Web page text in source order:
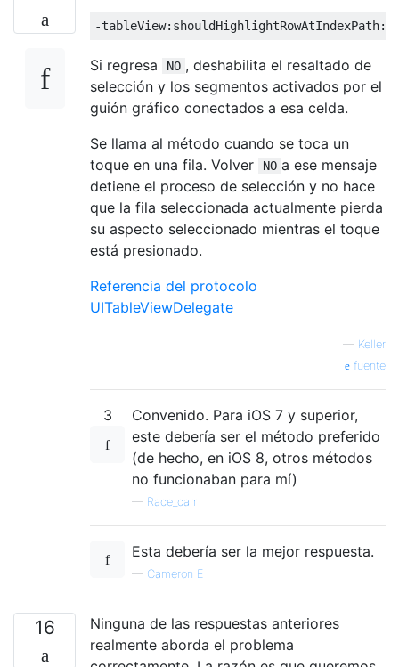
-tableView: shouldHighlightRowAtIndexPath:
Si regresa NO , deshabilita el resaltado de
selección y los segmentos activados por el
guión gráfico conectados a esa celda.
Se llama al método cuando se toca un
toque en una fila. Volver
NO a ese mensaje
detiene el proceso de selección y no hace
que la fila seleccionada actualmente pierda
su aspecto seleccionado mientras el toque
está presionado.
Referencia del protocolo
UITableViewDelegate
— Keller
fuente
3
Convenido. Para iOS 7 y superior,
este debería ser el método preferido
(de hecho, en iOS 8, otros métodos
no funcionaban para mí)
— Race_carr
Esta debería ser la mejor respuesta.
— Cameron E
16
Ninguna de las respuestas anteriores
realmente aborda el problema